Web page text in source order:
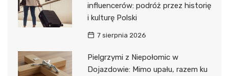
influencerów: podróż przez historię
i kulturę Polski
7 sierpnia 2026
Pielgrzymi z Niepołomic w
Dojazdowie: Mimo upału, razem ku